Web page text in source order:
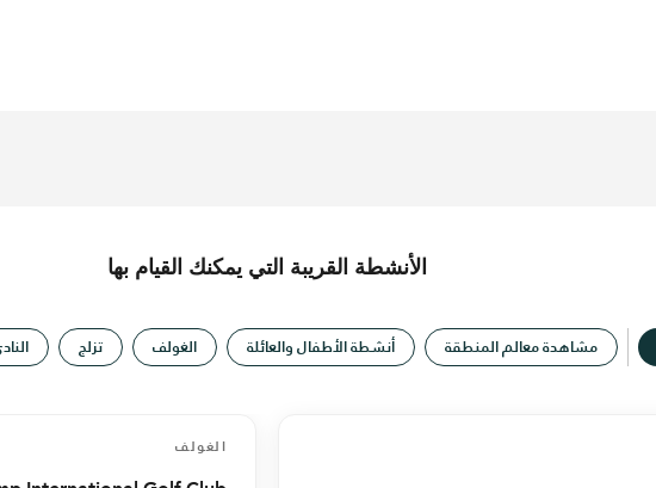
الأنشطة القريبة التي يمكنك القيام بها
مشاهدة معالم المنطقة أنشطة الأطفال والعائلة الغولف تزلج
الغولف